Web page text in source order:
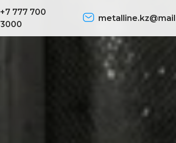
+7 777 700
3000